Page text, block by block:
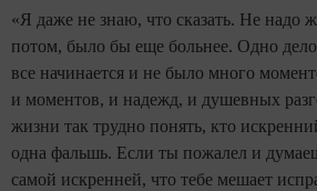
«Я даже не знаю, что сказать. Не надо
потом, было бы еще больнее. Одно дело
все начинается и не было много
и моментов, и надежд, и душевных
жизни так трудно понять, кто
одна фальшь. Если ты пожалел и
самой искренней, что тебе мешает